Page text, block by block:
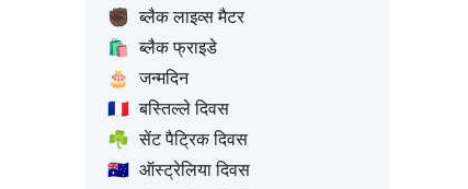
✊🏿 ब्लैक लाइव्स मैटर
🛍️ ब्लैक फ्राइडे
🎂
जन्मदिन
🇫🇷 बस्तिल्ले दिवस
☘️ सेंट पैट्रिक दिवस
🇦🇺 ऑस्ट्रेलिया दिवस